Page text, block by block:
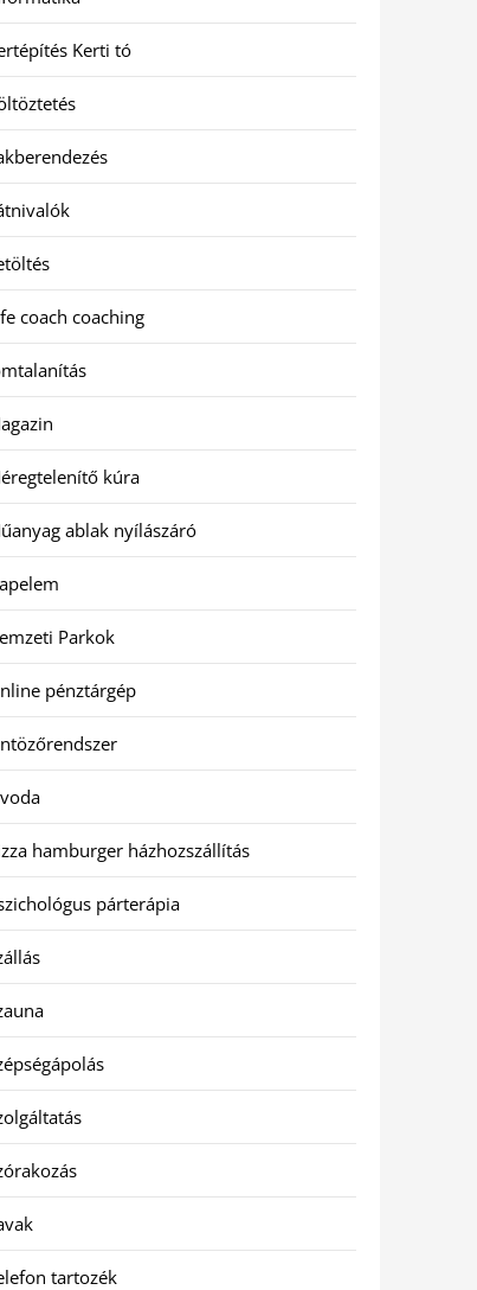
Kerti tó
coach coaching
kúra
ablak nyílászáró
Parkok
pénztárgép
hamburger házhozszállítás
párterápia
tartozék